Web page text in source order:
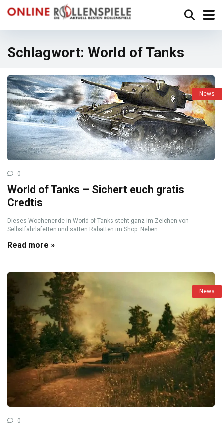
Schlagwort: World of Tanks
News
0
World of Tanks – Sichert euch gratis
Credtis
Dieses Wochenende in World of Tanks steht ganz im Zeichen von
Selbstfahrlafetten und satten Rabatten im Shop. Neben ...
Read more »
News
0